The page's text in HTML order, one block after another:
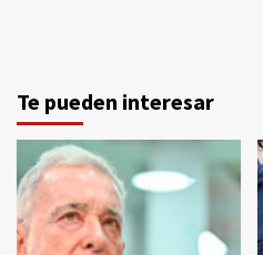
Te pueden interesar